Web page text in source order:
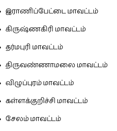
இராணிப்பேட்டை மாவட்டம்
கிருஷ்ணகிரி மாவட்டம்
தர்மபுரி மாவட்டம்
திருவண்ணாமலை மாவட்டம்
விழுப்புரம் மாவட்டம்
கள்ளக்குறிச்சி மாவட்டம்
சேலம் மாவட்டம்